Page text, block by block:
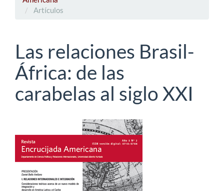
Artículos
Las relaciones Brasil-
África: de las
carabelas al siglo XXI
lateral
del
artículo